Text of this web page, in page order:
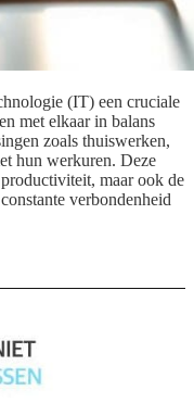
(IT) een cruciale
met elkaar in balans
zoals thuiswerken,
hun werkuren. Deze
maar ook de
verbondenheid